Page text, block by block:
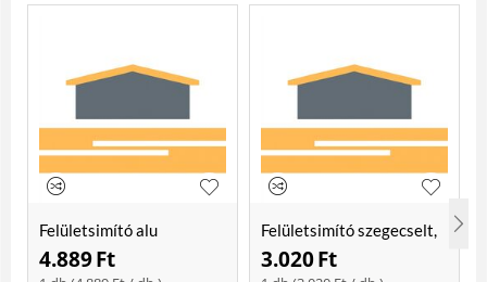
Felületsimító alu
erősített, rome 400 mm
Soft
4.889Ft
Felületsimító szegecselt,
rome 400mm
3.020Ft